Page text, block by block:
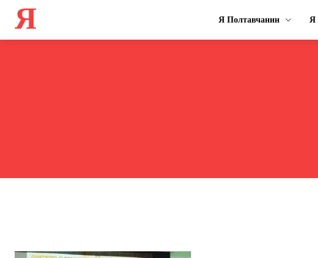
Я Я Полтавчанин Я